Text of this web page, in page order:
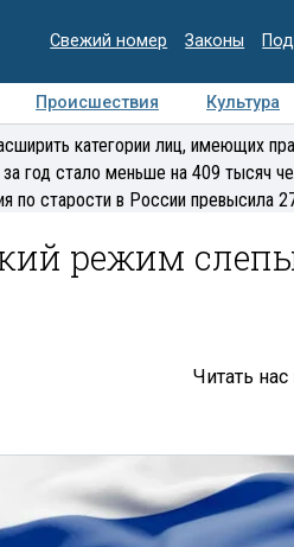
Свежий номер Законы
Происшествия Культура
Интервью
категории лиц, имеющих
год стало меньше на 409 тысяч
по старости в России превысила
режим
Читать нас